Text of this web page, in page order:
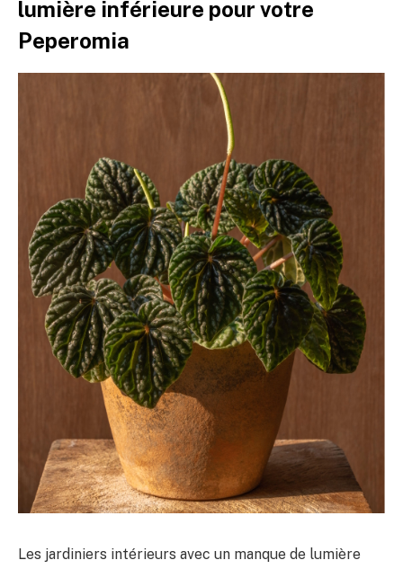
lumière inférieure pour votre
Peperomia
Les jardiniers intérieurs avec un manque de lumière